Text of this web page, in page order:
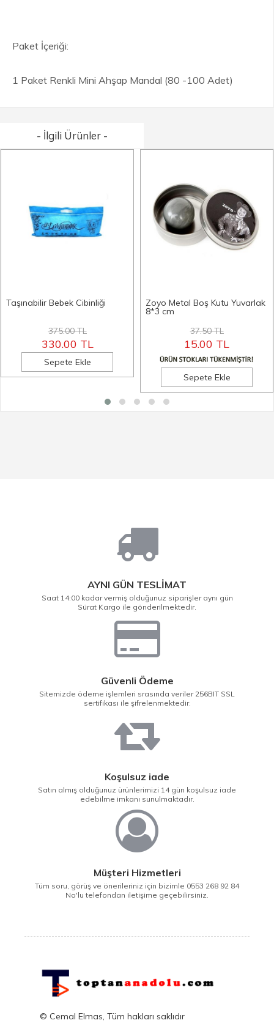
Paket İçeriği:
1 Paket Renkli Mini Ahşap Mandal (80 -100 Adet)
- İlgili Ürünler -
Taşınabilir Bebek Cibinliği
375.00 TL
330.00 TL
Sepete Ekle
Zoyo Metal Boş Kutu Yuvarlak
8*3 cm
37.50 TL
15.00 TL
Sepete Ekle
AYNI GÜN TESLİMAT
Saat 14:00 kadar vermiş olduğunuz siparişler aynı gün
Sürat Kargo ile gönderilmektedir.
Güvenli Ödeme
Sitemizde ödeme işlemleri srasında veriler 256BIT SSL
sertifikası ile şifrelenmektedir.
Koşulsuz iade
Satın almış olduğunuz ürünlerimizi 14 gün koşulsuz iade
edebilme imkanı sunulmaktadır.
Müşteri Hizmetleri
Tüm soru, görüş ve önerileriniz için bizimle 0553 268 92 84
No'lu telefondan iletişime geçebilirsiniz.
© Cemal Elmas, Tüm hakları saklıdır